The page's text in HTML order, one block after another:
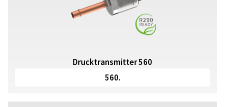
Drucktransmitter 560
560.